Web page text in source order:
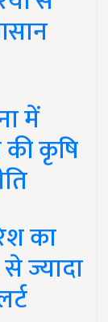
में
की कृषि
का
ज्यादा